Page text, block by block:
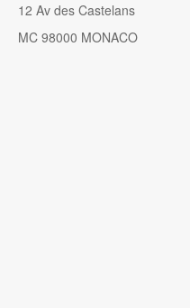
12 Av des Castelans
MC 98000 MONACO